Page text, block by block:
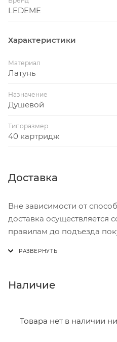
LEDEME
Характеристики
Материал
Латунь
Назначение
Душевой
Типоразмер
40 картридж
Доставка
Вне зависимости от
доставка осуществляется
правилам до подъезда
В субботу с 8:00 до 15:00
- зоны доставки;
Наличие
Товара нет в наличии